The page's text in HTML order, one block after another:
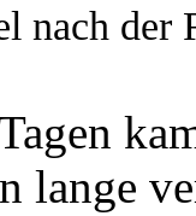
nach der
lange